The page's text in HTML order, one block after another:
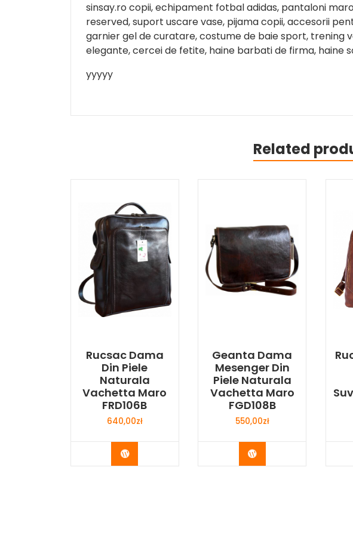
sinsay.ro copii, echipament fotbal adidas, pantaloni
reserved, suport uscare vase, pijama copii, accesorii
garnier gel de curatare, costume de baie sport, trening
elegante, cercei de fetite, haine barbati de firma, haine
yyyyy
Related
Rucsac Dama
Din Piele
Naturala
Vachetta Maro
FRD106B
640,00zł
Buy Now
Geanta Dama
Mesenger Din
Piele Naturala
Vachetta Maro
FGD108B
550,00zł
Buy Now